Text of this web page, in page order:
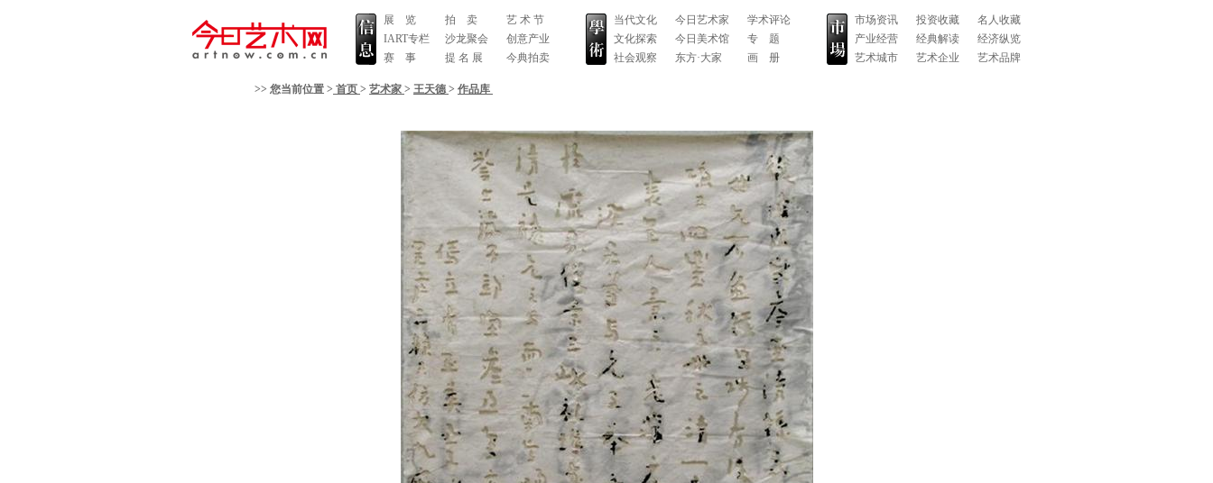
展 览
IART专栏
赛 事
拍 卖
沙龙聚会
提 名 展
艺 术 节
创意产业
今典拍卖
当代文化
文化探索
社会观察
今日艺术家
今日美术馆
东方·大家
学术评论
专 题
画 册
市场资讯
产业经营
艺术城市
投资收藏
经典解读
艺术企业
名人收藏
经济纵览
艺术品牌
>> 您当前位置 > 首页 > 艺术家 > 王天德> 作品库